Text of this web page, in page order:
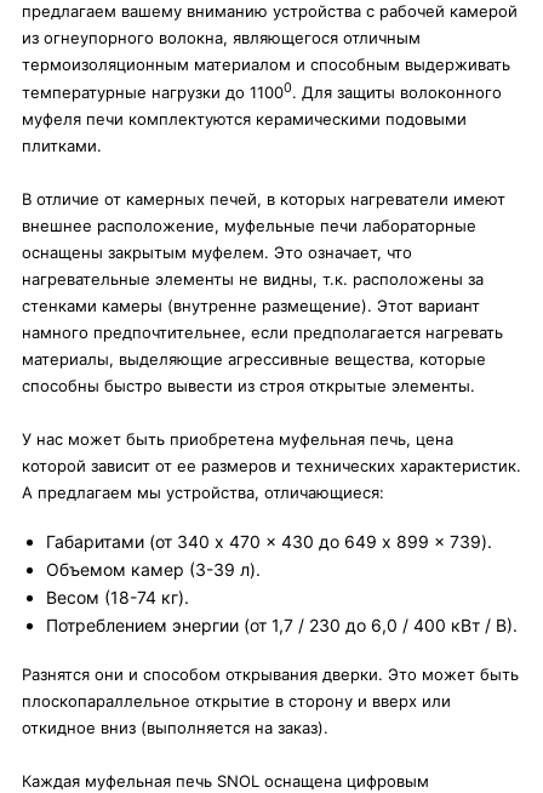
предлагаем вашему вниманию устройства с рабочей камерой
из огнеупорного волокна, являющегося отличным
термоизоляционным материалом и способным выдерживать
температурные нагрузки до 11000. Для защиты волоконного
муфеля печи комплектуются керамическими подовыми
плитками.
В отличие от камерных печей, в которых нагреватели имеют
внешнее расположение, муфельные печи лабораторные
оснащены закрытым муфелем. Это означает, что
нагревательные элементы не видны, т.к. расположены за
стенками камеры (внутренне размещение). Этот вариант
намного предпочтительнее, если предполагается нагревать
материалы, выделяющие агрессивные вещества, которые
способны быстро вывести из строя открытые элементы.
У нас может быть приобретена муфельная печь, цена
которой зависит от ее размеров и технических характеристик.
А предлагаем мы устройства, отличающиеся:
Габаритами (от 340 x 470 x 430 до 649 x 899 x 739).
Объемом камер (3-39 л).
Весом (18-74 кг).
Потреблением энергии (от 1,7 / 230 до 6,0 / 400 кВт / В).
Разнятся они и способом открывания дверки. Это может быть
плоскопараллельное открытие в сторону и вверх или
откидное вниз (выполняется на заказ).
Каждая муфельная печь SNOL оснащена цифровым